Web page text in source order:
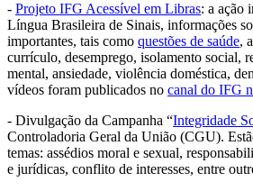
- Projeto IFG Acessível em Libras: a ação
Língua Brasileira de Sinais, informações
importantes, tais como questões de saúde,
currículo, desemprego, isolamento social,
mental, ansiedade, violência doméstica,
vídeos foram publicados no canal do IFG
- Divulgação da Campanha “Integridade
Controladoria Geral da União (CGU).
temas: assédios moral e sexual,
e jurídicas, conflito de interesses, entre